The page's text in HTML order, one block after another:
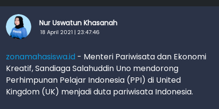
Nur Uswatun Khasanah
18 April 2021 | 23:47:46
zonamahasiswa.id - Menteri Pariwisata dan Ekonomi
Kreatif, Sandiaga Salahuddin Uno mendorong
Perhimpunan Pelajar Indonesia (PPI) di United
Kingdom (UK) menjadi duta pariwisata Indonesia.